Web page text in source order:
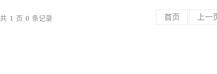
共 1 页 0 条记录 首页 上一